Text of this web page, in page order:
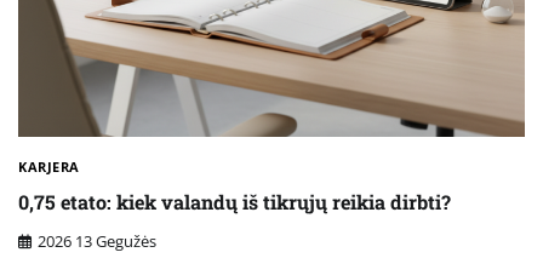
KARJERA
0,75 etato: kiek valandų iš tikrųjų reikia dirbti?
2026 13 Gegužės